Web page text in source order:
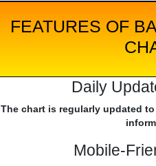
FEATURES OF
Daily
The chart is regularly updated
Mobile-